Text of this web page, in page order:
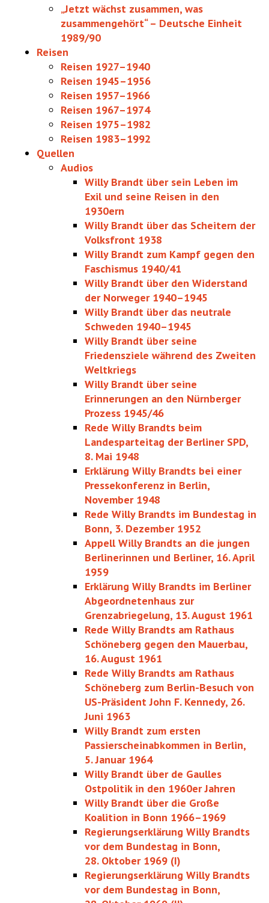
„Jetzt wächst zusammen, was
zusammen­gehört“ – Deutsche Einheit
1989/90
Reisen
Reisen 1927–1940
Reisen 1945–1956
Reisen 1957–1966
Reisen 1967–1974
Reisen 1975–1982
Reisen 1983–1992
Quellen
Audios
Willy Brandt über sein Leben im
Exil und seine Reisen in den
1930ern
Willy Brandt über das Scheitern der
Volksfront 1938
Willy Brandt zum Kampf gegen den
Faschismus 1940/41
Willy Brandt über den Widerstand
der Norweger 1940–1945
Willy Brandt über das neutrale
Schweden 1940–1945
Willy Brandt über seine
Friedensziele während des Zweiten
Weltkriegs
Willy Brandt über seine
Erinnerungen an den Nürnberger
Prozess 1945/46
Rede Willy Brandts beim
Landesparteitag der Berliner SPD,
8. Mai 1948
Erklärung Willy Brandts bei einer
Pressekonferenz in Berlin,
November 1948
Rede Willy Brandts im Bundestag in
Bonn, 3. Dezember 1952
Appell Willy Brandts an die jungen
Berlinerinnen und Berliner, 16. April
1959
Erklärung Willy Brandts im Berliner
Abgeordnetenhaus zur
Grenzabriegelung, 13. August 1961
Rede Willy Brandts am Rathaus
Schöneberg gegen den Mauerbau,
16. August 1961
Rede Willy Brandts am Rathaus
Schöneberg zum Berlin-Besuch von
US-Präsident John F. Kennedy, 26.
Juni 1963
Willy Brandt zum ersten
Passierschein­­abkommen in Berlin,
5. Januar 1964
Willy Brandt über de Gaulles
Ostpolitik in den 1960er Jahren
Willy Brandt über die Große
Koalition in Bonn 1966–1969
Regierungserklärung Willy Brandts
vor dem Bundestag in Bonn,
28. Oktober 1969 (I)
Regierungserklärung Willy Brandts
vor dem Bundestag in Bonn,